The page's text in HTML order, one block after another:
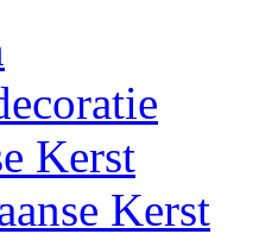
Kerst
Kerst